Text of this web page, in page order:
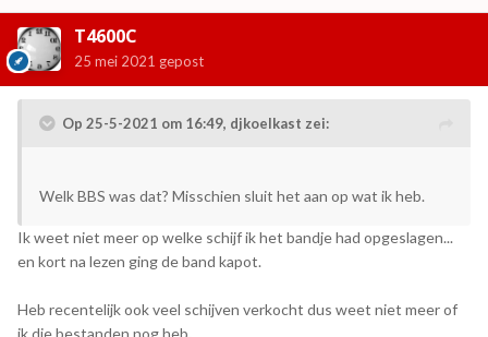
T4600C
25 mei 2021 gepost
Op 25-5-2021 om 16:49, djkoelkast zei:
Welk BBS was dat? Misschien sluit het aan op wat ik heb.
Ik weet niet meer op welke schijf ik het bandje had opgeslagen...
en kort na lezen ging de band kapot.
Heb recentelijk ook veel schijven verkocht dus weet niet meer of
ik die bestanden nog heb.